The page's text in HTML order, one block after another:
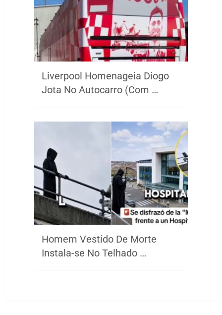
Liverpool Homenageia Diogo
Jota No Autocarro (Com …
Homem Vestido De Morte
Instala-se No Telhado …